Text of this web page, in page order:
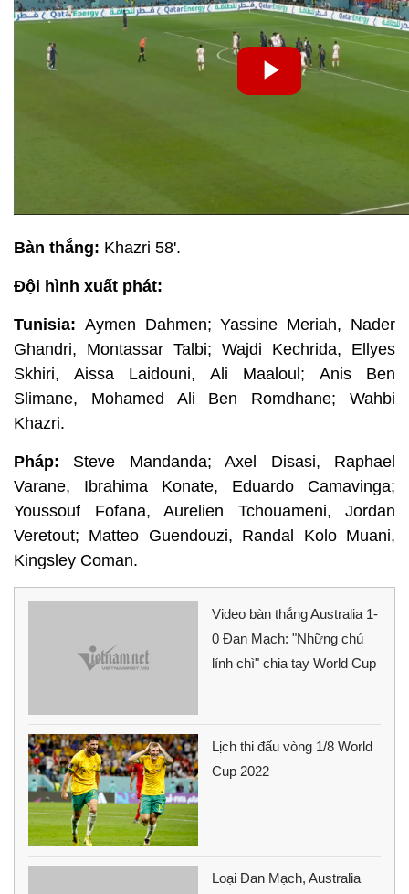
Bàn thắng: Khazri 58'.
Đội hình xuất phát:
Tunisia: Aymen Dahmen; Yassine Meriah, Nader
Ghandri, Montassar Talbi; Wajdi Kechrida, Ellyes
Skhiri, Aissa Laidouni, Ali Maaloul; Anis Ben
Slimane, Mohamed Ali Ben Romdhane; Wahbi
Khazri.
Pháp:
Steve Mandanda; Axel Disasi, Raphael
Varane, Ibrahima Konate, Eduardo Camavinga;
Youssouf Fofana, Aurelien Tchouameni, Jordan
Veretout; Matteo Guendouzi, Randal Kolo Muani,
Kingsley Coman.
Video bàn thắng Australia 1-
0 Đan Mạch: "Những chú
lính chì" chia tay World Cup
Lịch thi đấu vòng 1/8 World
Cup 2022
Loại Đan Mạch, Australia